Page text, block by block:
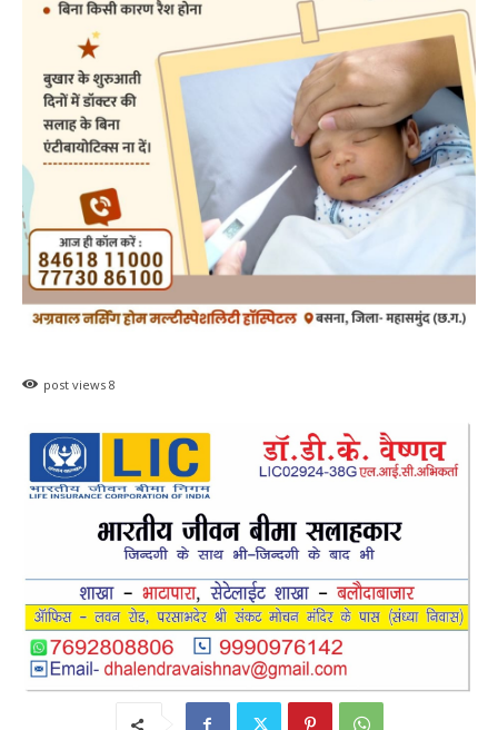
post views 8